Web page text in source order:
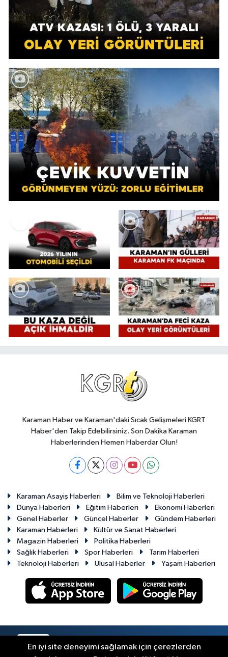
Karaman Haber ve Karaman'daki Sıcak Gelişmeleri KGRT
Haber'den Takip Edebilirsiniz. Son Dakika Karaman
Haberlerinden Hemen Haberdar Olun!
Karaman Asayiş Haberleri
Bilim ve Teknoloji Haberleri
Dünya Haberleri
Eğitim Haberleri
Ekonomi Haberleri
Genel Haberler
Güncel Haberler
Gündem Haberleri
Karaman Haberleri
Kültür ve Sanat Haberleri
Magazin Haberleri
Politika Haberleri
Sağlık Haberleri
Spor Haberleri
Tarım Haberleri
Teknoloji Haberleri
Ulusal Haberler Yaşam Haberleri
En iyi site deneyimi sağlamak için çerezlerden